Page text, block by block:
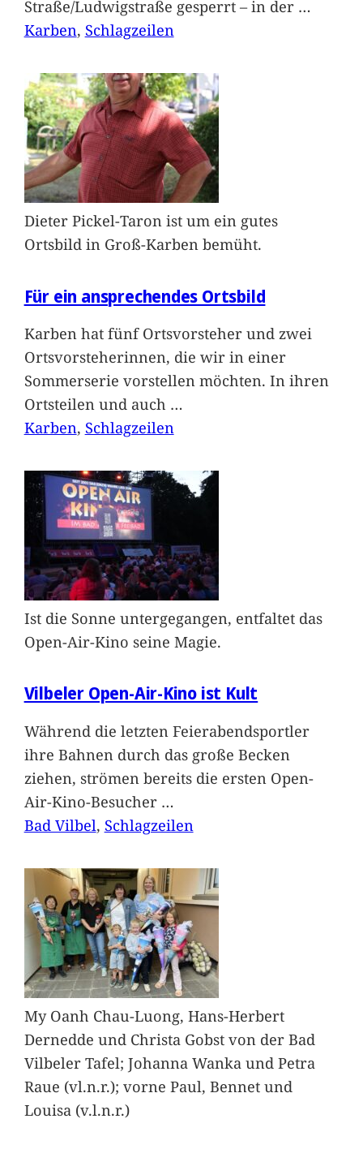
Straße/Ludwigstraße gesperrt – in der …
Karben, Schlagzeilen
Dieter Pickel-Taron ist um ein gutes
Ortsbild in Groß-Karben bemüht.
Für ein ansprechendes Ortsbild
Karben hat fünf Ortsvorsteher und zwei
Ortsvorsteherinnen, die wir in einer
Sommerserie vorstellen möchten. In ihren
Ortsteilen und auch …
Karben, Schlagzeilen
Ist die Sonne untergegangen, entfaltet das
Open-Air-Kino seine Magie.
Vilbeler Open-Air-Kino ist Kult
Während die letzten Feierabendsportler
ihre Bahnen durch das große Becken
ziehen, strömen bereits die ersten Open-
Air-Kino-Besucher …
Bad Vilbel, Schlagzeilen
My Oanh Chau-Luong, Hans-Herbert
Dernedde und Christa Gobst von der Bad
Vilbeler Tafel; Johanna Wanka und Petra
Raue (vl.n.r.); vorne Paul, Bennet und
Louisa (v.l.n.r.)